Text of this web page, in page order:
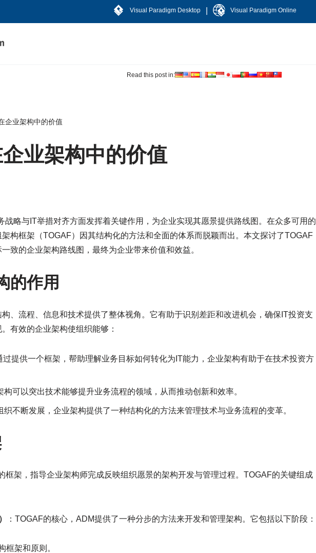
Visual Paradigm Desktop Visual Paradigm Online
Read this post in:
企业架构中的价值
业架构中的价值
战略与IT举措对齐方面发挥着关键作用，为企业实现其愿景提供路线图。在众多可用的
构框架（TOGAF）因其结构化的方法和全面的体系而脱颖而出。本文探讨了TOGAF
致的企业架构路线图，最终为企业带来价值和效益。
的作用
、流程、信息和技术提供了整体视角。它有助于识别差距和改进机会，确保IT投资支
有效的企业架构使组织能够：
过提供一个框架，帮助理解业务目标如何转化为IT能力，企业架构有助于在技术投资方
构可以突出技术能够提升业务流程的领域，从而推动创新和效率。
织不断发展，企业架构提供了一种结构化的方法来管理技术与业务流程的变革。
框架，指导企业架构师完成反映组织愿景的架构开发与管理过程。TOGAF的关键组成
：TOGAF的核心，ADM提供了一种分步的方法来开发和管理架构。它包括以下阶段：
框架和原则。